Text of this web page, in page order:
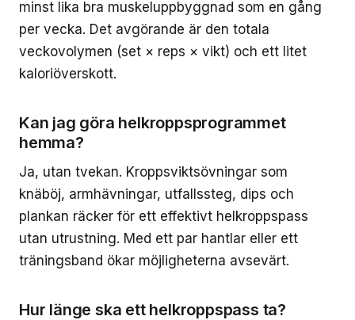
minst lika bra muskeluppbyggnad som en gång
per vecka. Det avgörande är den totala
veckovolymen (set × reps × vikt) och ett litet
kaloriöverskott.
Kan jag göra helkroppsprogrammet
hemma?
Ja, utan tvekan. Kroppsviktsövningar som
knäböj, armhävningar, utfallssteg, dips och
plankan räcker för ett effektivt helkroppspass
utan utrustning. Med ett par hantlar eller ett
träningsband ökar möjligheterna avsevärt.
Hur länge ska ett helkroppspass ta?